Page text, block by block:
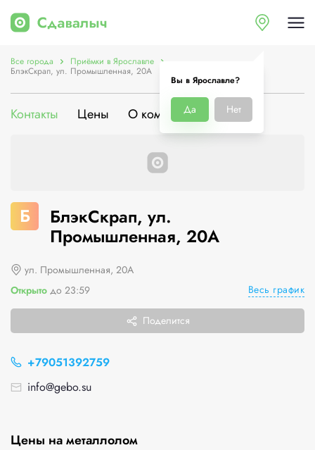
Вы в Ярославле?
Да Нет
Все города Приёмки в Ярославле
БлэкСкрап, ул. Промышленная, 20А
Контакты Цены О компании
Б
БлэкСкрап, ул.
Промышленная, 20А
ул. Промышленная, 20А
Открыто до 23:59 Весь график
Поделится
+79051392759
info@gebo.su
Цены на металлолом